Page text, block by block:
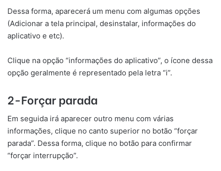
Dessa forma, aparecerá um menu com algumas opções
(Adicionar a tela principal, desinstalar, informações do
aplicativo e etc).
Clique na opção “informações do aplicativo”, o ícone dessa
opção geralmente é representado pela letra “i”.
2-Forçar parada
Em seguida irá aparecer outro menu com várias
informações, clique no canto superior no botão “forçar
parada”. Dessa forma, clique no botão para confirmar
“forçar interrupção”.